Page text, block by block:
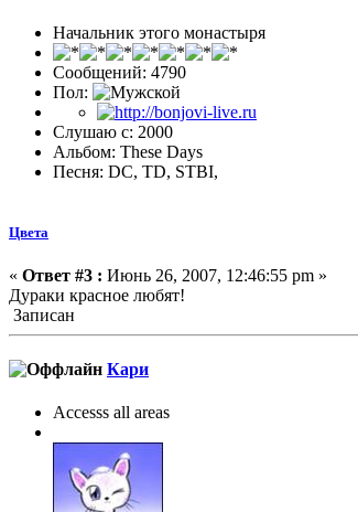
Начальник этого монастыря
Сообщений: 4790
Пол:
Слушаю с: 2000
Альбом: These Days
Песня: DC, TD, STBI,
Цвета
« Ответ #3 : Июнь 26, 2007, 12:46:55 pm »
Дураки красное любят!
Записан
Кари
Accesss all areas